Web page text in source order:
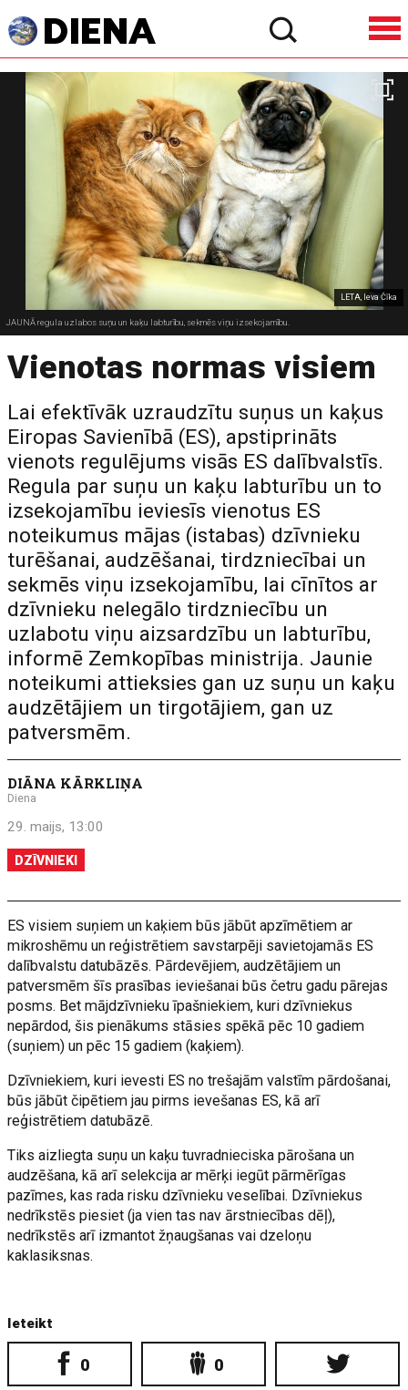
LETA, Ieva Čīka
JAUNĀ regula uzlabos suņu un kaķu labturību, sekmēs viņu izsekojamību.
Vienotas normas visiem
Lai efektīvāk uzraudzītu suņus un kaķus
Eiropas Savienībā (ES), apstiprināts
vienots regulējums visās ES dalībvalstīs.
Regula par suņu un kaķu labturību un to
izsekojamību ieviesīs vienotus ES
noteikumus mājas (istabas) dzīvnieku
turēšanai, audzēšanai, tirdzniecībai un
sekmēs viņu izsekojamību, lai cīnītos ar
dzīvnieku nelegālo tirdzniecību un
uzlabotu viņu aizsardzību un labturību,
informē Zemkopības ministrija. Jaunie
noteikumi attieksies gan uz suņu un kaķu
audzētājiem un tirgotājiem, gan uz
patversmēm.
DIĀNA KĀRKLIŅA
Diena
29. maijs, 13:00
DZĪVNIEKI
ES visiem suņiem un kaķiem būs jābūt apzīmētiem ar
mikroshēmu un reģistrētiem savstarpēji savietojamās ES
dalībvalstu datubāzēs. Pārdevējiem, audzētājiem un
patversmēm šīs prasības ieviešanai būs četru gadu pārejas
posms. Bet mājdzīvnieku īpašniekiem, kuri dzīvniekus
nepārdod, šis pienākums stāsies spēkā pēc 10 gadiem
(suņiem) un pēc 15 gadiem (kaķiem).
Dzīvniekiem, kuri ievesti ES no trešajām valstīm pārdošanai,
būs jābūt čipētiem jau pirms ievešanas ES, kā arī
reģistrētiem datubāzē.
Tiks aizliegta suņu un kaķu tuvradnieciska pārošana un
audzēšana, kā arī selekcija ar mērķi iegūt pārmērīgas
pazīmes, kas rada risku dzīvnieku veselībai. Dzīvniekus
nedrīkstēs piesiet (ja vien tas nav ārstniecības dēļ),
nedrīkstēs arī izmantot žņaugšanas vai dzeloņu
kaklasiksnas.
Ieteikt
0 0